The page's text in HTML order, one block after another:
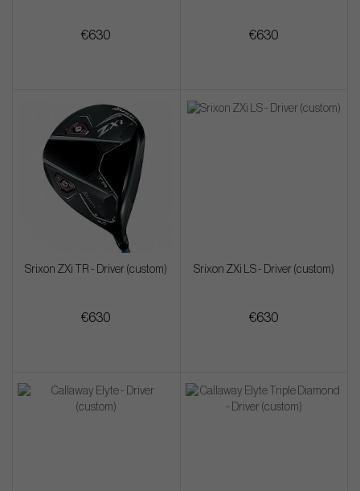
€630 €630
Srixon ZXi TR - Driver (custom)
€630
Srixon ZXi LS - Driver (custom)
€630